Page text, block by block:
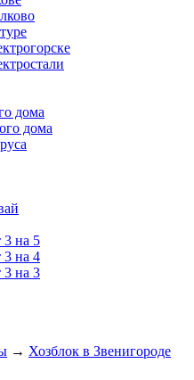
дома
дома
на 5
на 4
на 3
→ Хозблок в Звенигороде